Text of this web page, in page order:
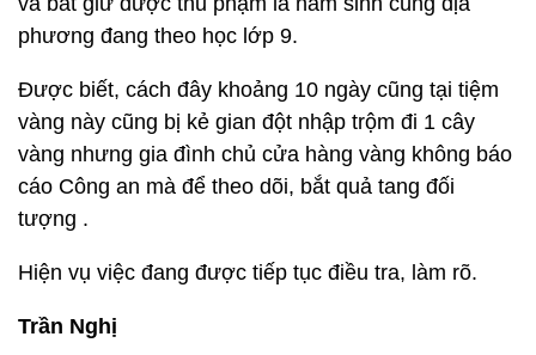
phương đang theo học lớp 9.
Được biết, cách đây khoảng 10 ngày cũng tại tiệm
vàng này cũng bị kẻ gian đột nhập trộm đi 1 cây
vàng nhưng gia đình chủ cửa hàng vàng không báo
cáo Công an mà để theo dõi, bắt quả tang đối
tượng .
Hiện vụ việc đang được tiếp tục điều tra, làm rõ.
Trần Nghị